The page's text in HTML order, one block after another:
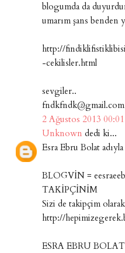
blogumda da
umarım şans benden
http://
-cekilisler.html
sevgiler..
fndkfndk@gmail.com
2 Ağustos 2013 00:01
Unknown dedi ki...
Esra Ebru Bolat
BLOGVİN =
TAKİPÇİNİM
Sizi de takipçim
http://
ESRA EBRU BOLAT